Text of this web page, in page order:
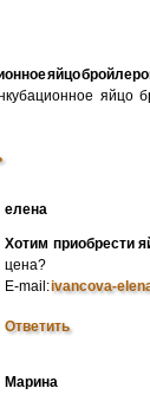
яйцо
яйцо
елена
Хотим приобрести
цена?
E-mail:ivancova-
Ответить
Марина